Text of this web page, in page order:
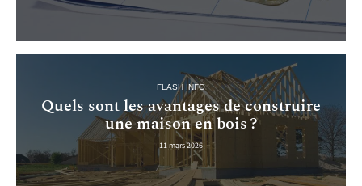
FLASH INFO
Quels sont les avantages de construire
une maison en bois ?
11 mars 2026